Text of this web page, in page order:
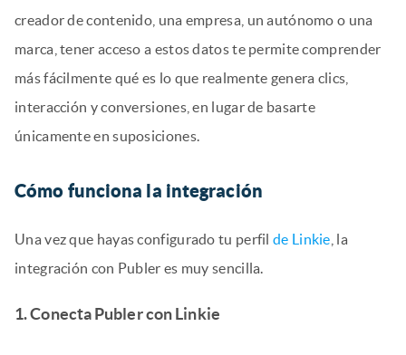
creador de contenido, una empresa, un autónomo o una
marca, tener acceso a estos datos te permite comprender
más fácilmente qué es lo que realmente genera clics,
interacción y conversiones, en lugar de basarte
únicamente en suposiciones.
Cómo funciona la integración
Una vez que hayas configurado tu perfil de Linkie , la
integración con Publer es muy sencilla.
1. Conecta Publer con Linkie